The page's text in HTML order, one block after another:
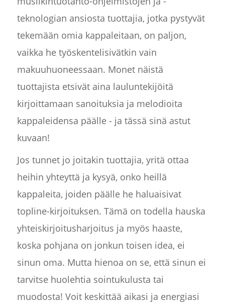
teknologian ansiosta tuottajia, jotka pystyvät
tekemään omia kappaleitaan, on paljon,
vaikka he työskentelisivätkin vain
makuuhuoneessaan. Monet näistä
tuottajista etsivät aina lauluntekijöitä
kirjoittamaan sanoituksia ja melodioita
kappaleidensa päälle - ja tässä sinä astut
kuvaan!
Jos tunnet jo joitakin tuottajia, yritä ottaa
heihin yhteyttä ja kysyä, onko heillä
kappaleita, joiden päälle he haluaisivat
topline-kirjoituksen. Tämä on todella hauska
yhteiskirjoitusharjoitus ja myös haaste,
koska pohjana on jonkun toisen idea, ei
sinun oma. Mutta hienoa on se, että sinun ei
tarvitse huolehtia sointukulusta tai
muodosta! Voit keskittää aikasi ja energiasi